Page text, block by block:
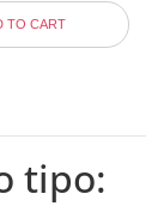
TO CART
tipo: